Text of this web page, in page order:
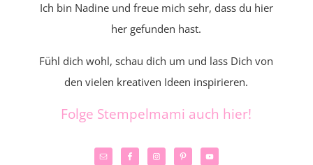
Ich bin Nadine und freue mich sehr, dass du hier
her gefunden hast.
Fühl dich wohl, schau dich um und lass Dich von
den vielen kreativen Ideen inspirieren.
Folge Stempelmami auch hier!